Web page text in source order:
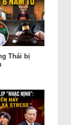
Thái bị